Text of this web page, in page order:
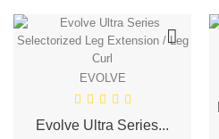
EVOLVE
Evolve Ultra Series...